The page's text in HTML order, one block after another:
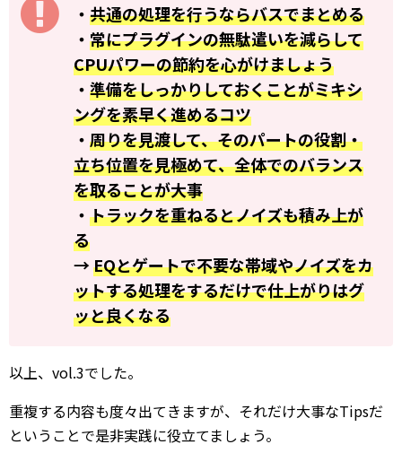
・ 共通の処理を行うならバスでまとめる
・ 常にプラグインの無駄遣いを減らして
CPUパワーの節約を心がけましょう
・ 準備をしっかりしておくことがミキシ
ングを素早く進めるコツ
・ 周りを見渡して、そのパートの役割・
立ち位置を見極めて、全体でのバランス
を取ることが大事
・ トラックを重ねるとノイズも積み上が
る
→EQとゲートで不要な帯域やノイズをカ
ットする処理をするだけで仕上がりはグ
ッと良くなる
以上、vol.3でした。
重複する内容も度々出てきますが、それだけ大事なTipsだ
ということで是非実践に役立てましょう。